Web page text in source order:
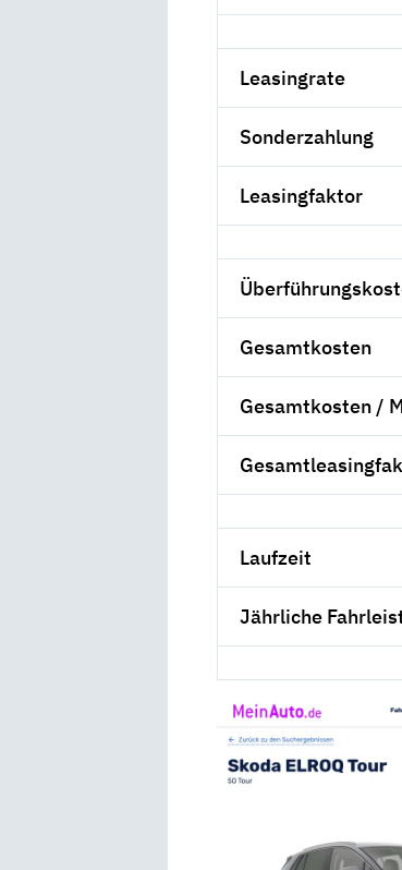
Leasingrate
Sonderzahlung
Leasingfaktor
Gesamtkosten
Gesamtkosten /
Laufzeit
Jährliche